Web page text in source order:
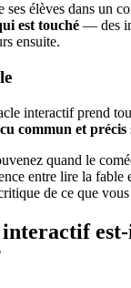
ses élèves dans un
est touché — des
ensuite.
interactif prend
commun et précis
quand le
entre lire la fable
de ce que